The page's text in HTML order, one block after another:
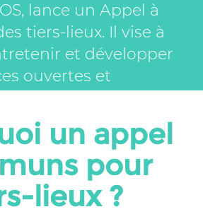
lance un Appel à
tiers-lieux. Il vise à
et développer
ouvertes et
des tiers-lieux.
un appel
pour
lieux ?